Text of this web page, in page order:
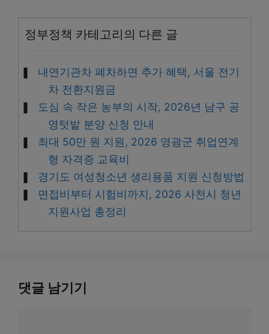
정부정책 카테고리의 다른 글
내연기관차 폐차하면 추가 혜택, 서울 전기
차 전환지원금
도심 속 작은 농부의 시작, 2026년 남구 공
영텃밭 분양 신청 안내
최대 50만 원 지원, 2026 영광군 취업연계
형 자격증 교육비
경기도 여성청소년 생리용품 지원 신청방법
면접비부터 시험비까지, 2026 사천시 청년
지원사업 총정리
댓글 남기기